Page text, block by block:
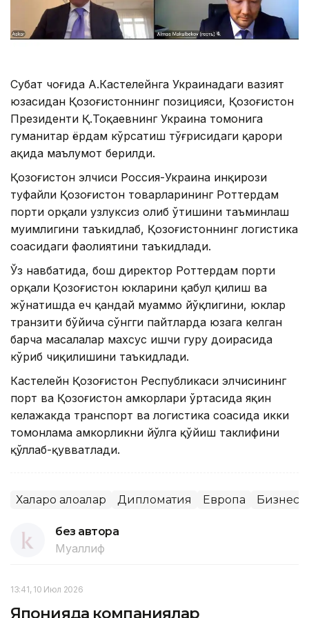
Суҳбат чоғида А.Кастелейнга Украинадаги вазият
юзасидан Қозоғистоннинг позицияси, Қозоғистон
Президенти Қ.Тоқаевнинг Украина томонига
гуманитар ёрдам кўрсатиш тўғрисидаги қарори
ҳақида маълумот берилди.
Қозоғистон элчиси Россия-Украина инқирози
туфайли Қозоғистон товарларининг Роттердам
порти орқали узлуксиз олиб ўтишини таъминлаш
муҳимлигини таъкидлаб, Қозоғистоннинг логистика
соҳасидаги фаолиятини таъкидлади.
Ўз навбатида, бош директор Роттердам порти
орқали Қозоғистон юкларини қабул қилиш ва
жўнатишда ҳеч қандай муаммо йўқлигини, юклар
транзити бўйича сўнгги пайтларда юзага келган
барча масалалар махсус ишчи гуруҳ доирасида
кўриб чиқилишини таъкидлади.
Кастелейн Қозоғистон Республикаси элчисининг
порт ва Қозоғистон ҳамкорлари ўртасида яқин
келажакда транспорт ва логистика соҳасида икки
томонлама ҳамкорликни йўлга қўйиш таклифини
қўллаб-қувватлади.
Халқаро алоқалар Дипломатия Европа Бизнес
без автора
Муаллиф
13:41, 10 Июл 2026
Японияда компаниялар